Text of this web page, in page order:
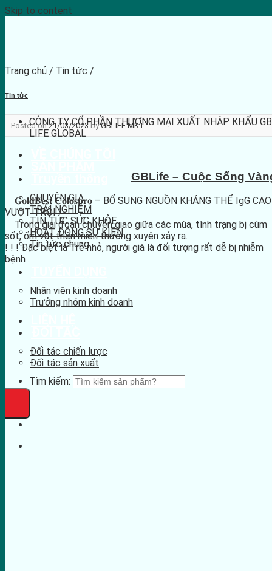
Skip to content
CÔNG TY CỔ PHẦN THƯƠNG MẠI XUẤT NHẬP KHẨU GB
LIFE GLOBAL
CHUYÊN GIA
TRẢI NGHIỆM
TIN TỨC SỨC KHỎE
HOẠT ĐỘNG SỰ KIỆN
Tin tức chung
Nhân viên kinh doanh
Trưởng nhóm kinh doanh
Đối tác chiến lược
Đối tác sản xuất
Tìm kiếm:
Trang chủ / Tin tức /
Tin tức
Posted on21/03/2023byGBLIFE MKT
GBLife – Cuộc Sống
𝐆𝐨𝐥𝐝𝐁𝐞𝐬𝐭 𝐂𝐨𝐥𝐨𝐬𝐩𝐫𝐨 – BỔ SUNG NGUỒN KHÁNG THỂ IgG CAO
VƯỢT TRỘI “
Trong giai đoạn chuyển giao giữa các mùa, tình trạng bị cúm
sốt, ốm vặt triền miên thường xuyên xảy ra.
! ! ! Đặc biệt là Trẻ nhỏ, người già là đối tượng rất dễ bị nhiễm
bệnh .